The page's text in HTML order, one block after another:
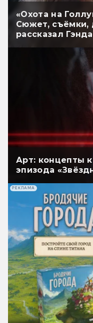
«Охота на
Сюжет, съёмки,
рассказал
Арт: концепты
эпизода
РЕКЛАМА